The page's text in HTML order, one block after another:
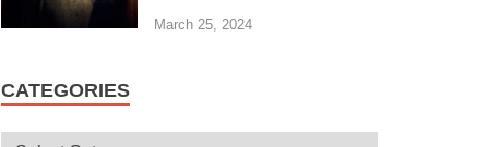
March 25, 2024
CATEGORIES